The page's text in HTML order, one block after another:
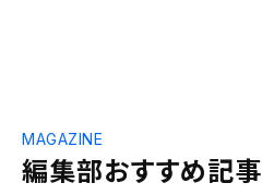
編集部おすすめ記事
MAGAZINE